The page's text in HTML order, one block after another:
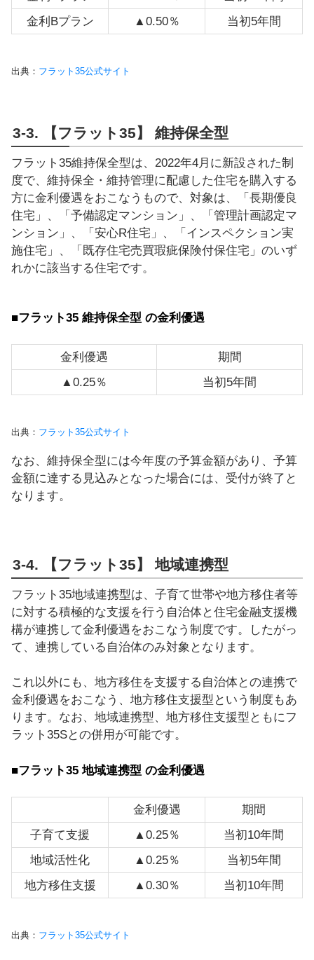
金利Bプラン
▲0.50％ 当初5年間
出典： フラット35公式サイト
3-3. 【フラット35】 維持保全型
フラット35維持保全型は、2022年4月に新設された制
度で、維持保全・維持管理に配慮した住宅を購入する
方に金利優遇をおこなうもので、対象は、「長期優良
住宅」、「予備認定マンション」、「管理計画認定マ
ンション」、「安心R住宅」、「インスペクション実
施住宅」、「既存住宅売買瑕疵保険付保住宅」のいず
れかに該当する住宅です。
■フラット35 維持保全型 の金利優遇
金利優遇
期間
▲0.25％
当初5年間
出典： フラット35公式サイト
なお、維持保全型には今年度の予算金額があり、予算
金額に達する見込みとなった場合には、受付が終了と
なります。
3-4. 【フラット35】 地域連携型
フラット35地域連携型は、子育て世帯や地方移住者等
に対する積極的な支援を行う自治体と住宅金融支援機
構が連携して金利優遇をおこなう制度です。したがっ
て、連携している自治体のみ対象となります。
これ以外にも、地方移住を支援する自治体との連携で
金利優遇をおこなう、地方移住支援型という制度もあ
ります。なお、地域連携型、地方移住支援型ともにフ
ラット35Sとの併用が可能です。
■フラット35 地域連携型 の金利優遇
金利優遇
期間
子育て支援
▲0.25％
当初10年間
地域活性化
▲0.25％
当初5年間
地方移住支援
▲0.30％ 当初10年間
出典： フラット35公式サイト